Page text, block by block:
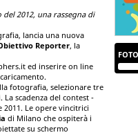
2012, una rassegna di
lancia una nuova
Reporter, la
ed inserire on line
fotografia, selezionare tre
scadenza del contest -
Le opere vincitrici
di Milano che ospiterà i
su schermo